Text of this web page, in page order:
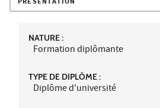
NATURE :
Formation diplômante
TYPE DE DIPLÔME :
Diplôme d'université